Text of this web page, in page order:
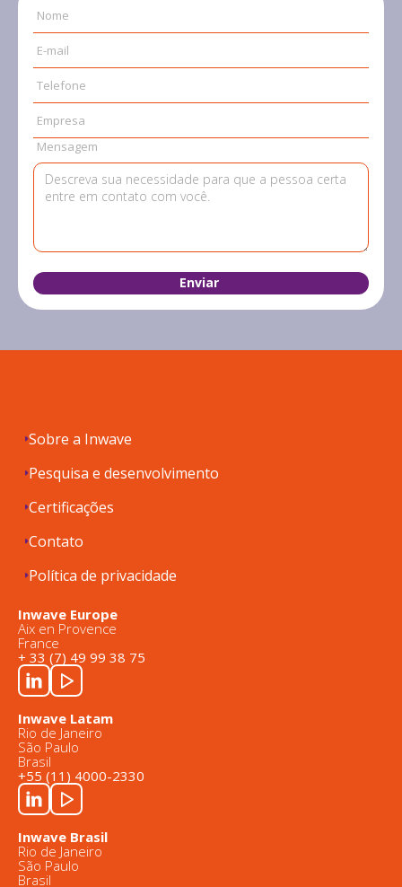
Nome
E-mail
Telefone
Empresa
Mensagem
Sobre a Inwave
Pesquisa e desenvolvimento
Certificações
Contato
Política de privacidade
Inwave Europe
Aix en Provence
France
+ 33 (7) 49 99 38 75
Inwave Latam
Rio de Janeiro
São Paulo
Brasil
+55 (11) 4000-2330
Inwave Brasil
Rio de Janeiro
São Paulo
Brasil